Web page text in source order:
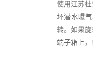
使用江苏
坏潜水曝
转。如果
端子箱上